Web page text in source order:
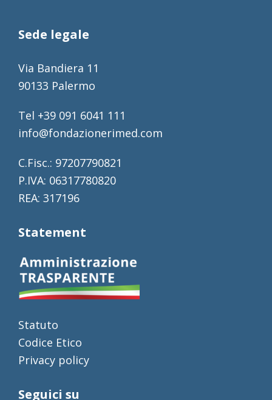
Sede legale
Via Bandiera 11
90133 Palermo
Tel +39 091 6041 111
info@fondazionerimed.com
C.Fisc.: 97207790821
P.IVA: 06317780820
REA: 317196
Statement
Statuto
Codice Etico
Privacy policy
Seguici su